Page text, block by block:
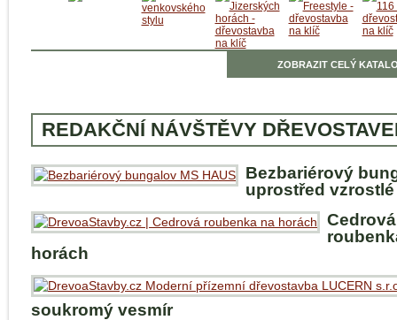
ZOBRAZIT CELÝ
REDAKČNÍ NÁVŠTĚVY
Bezbariérový
uprostřed
Cedrová
horách
soukromý vesmír